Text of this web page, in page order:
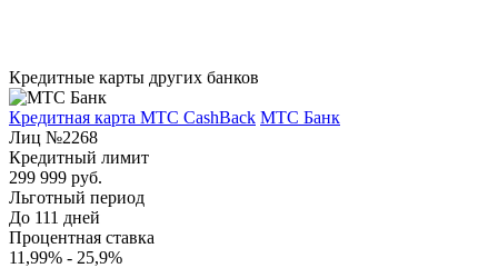
Кредитные карты других банков
Кредитная карта МТС CashBack МТС Банк
Лиц №2268
Кредитный лимит
299 999 руб.
Льготный период
До 111 дней
Процентная ставка
11,99% - 25,9%